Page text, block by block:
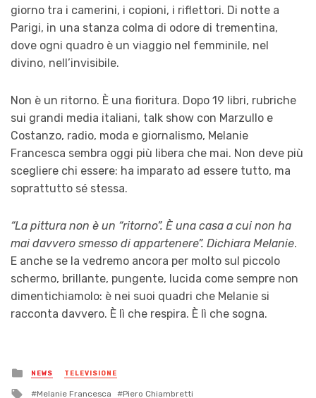
giorno tra i camerini, i copioni, i riflettori. Di notte a
Parigi, in una stanza colma di odore di trementina,
dove ogni quadro è un viaggio nel femminile, nel
divino, nell’invisibile.
Non è un ritorno. È una fioritura. Dopo 19 libri, rubriche
sui grandi media italiani, talk show con Marzullo e
Costanzo, radio, moda e giornalismo, Melanie
Francesca sembra oggi più libera che mai. Non deve più
scegliere chi essere: ha imparato ad essere tutto, ma
soprattutto sé stessa.
“La pittura non è un “ritorno”. È una casa a cui non ha
mai davvero smesso di appartenere”. Dichiara Melanie.
E anche se la vedremo ancora per molto sul piccolo
schermo, brillante, pungente, lucida come sempre non
dimentichiamolo: è nei suoi quadri che Melanie si
racconta davvero. È lì che respira. È lì che sogna.
Posted
in
NEWS TELEVISIONE
Tagged
Melanie Francesca Piero Chiambretti